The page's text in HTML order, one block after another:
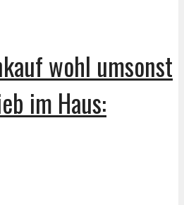
wohl umsonst
im Haus: